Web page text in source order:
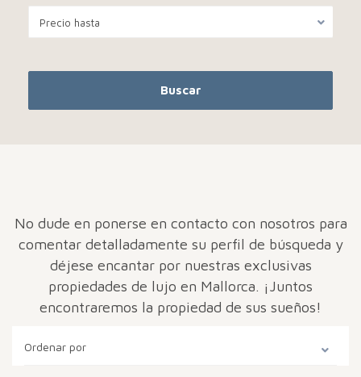
Precio hasta
Buscar
No dude en ponerse en contacto con nosotros para
comentar detalladamente su perfil de búsqueda y
déjese encantar por nuestras exclusivas
propiedades de lujo en Mallorca. ¡Juntos
encontraremos la propiedad de sus sueños!
Ordenar por